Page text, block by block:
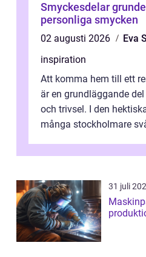
Smyckesdelar grunden för hållbara och
personliga smycken
02 augusti 2026
Eva
inspiration
Att komma hem till ett
är en grundläggande
och trivsel. I den
många stockholmare
31 juli
Maskinpark hjärtat i